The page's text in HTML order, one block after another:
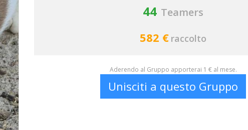
44 Teamers
582 € raccolto
Aderendo al Gruppo apporterai 1 € al mese.
Unisciti a questo Gruppo